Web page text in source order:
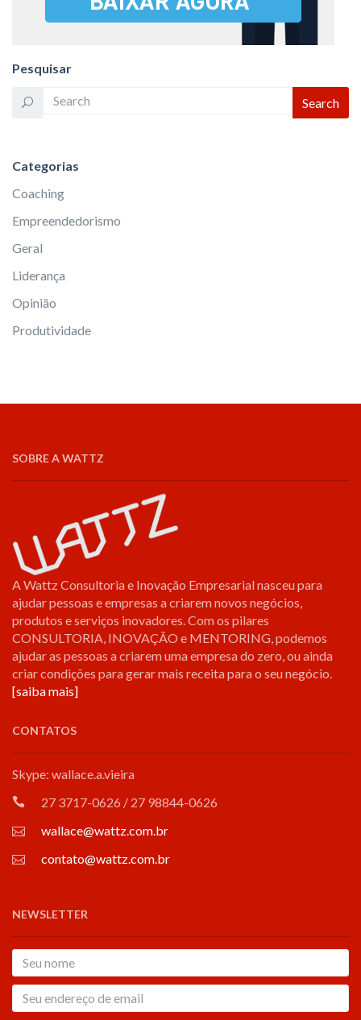
Pesquisar
Categorias
Coaching
Empreendedorismo
Geral
Liderança
Opinião
Produtividade
SOBRE A WATTZ
A Wattz Consultoria e Inovação Empresarial nasceu para
ajudar pessoas e empresas a criarem novos negócios,
produtos e serviços inovadores. Com os pilares
CONSULTORIA, INOVAÇÃO e MENTORING, podemos
ajudar as pessoas a criarem uma empresa do zero, ou ainda
criar condições para gerar mais receita para o seu negócio.
[saiba mais]
CONTATOS
Skype: wallace.a.vieira
27 3717-0626 / 27 98844-0626
wallace@wattz.com.br
contato@wattz.com.br
NEWSLETTER